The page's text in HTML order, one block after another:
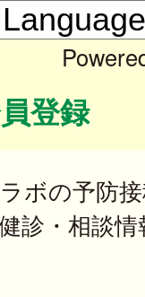
登録
ボの予防
診・相談